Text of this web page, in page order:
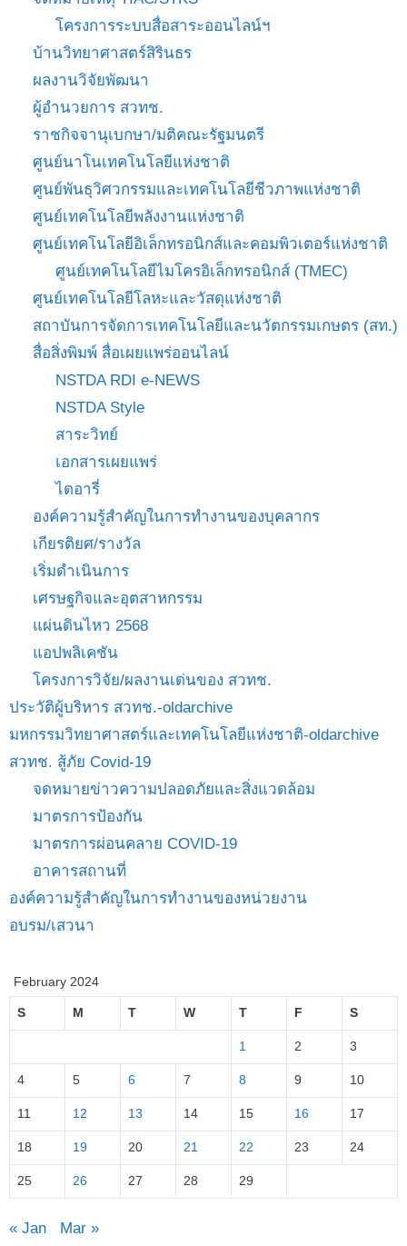
โครงการระบบสื่อสาระออนไลน์ฯ
บ้านวิทยาศาสตร์สิรินธร
ผลงานวิจัยพัฒนา
ผู้อำนวยการ สวทช.
ราชกิจจานุเบกษา/มติคณะรัฐมนตรี
ศูนย์นาโนเทคโนโลยีแห่งชาติ
ศูนย์พันธุวิศวกรรมและเทคโนโลยีชีวภาพแห่งชาติ
ศูนย์เทคโนโลยีพลังงานแห่งชาติ
ศูนย์เทคโนโลยีอิเล็กทรอนิกส์และคอมพิวเตอร์แห่งชาติ
ศูนย์เทคโนโลยีไมโครอิเล็กทรอนิกส์ (TMEC)
ศูนย์เทคโนโลยีโลหะและวัสดุแห่งชาติ
สถาบันการจัดการเทคโนโลยีและนวัตกรรมเกษตร (สท.)
สื่อสิ่งพิมพ์ สื่อเผยแพร่ออนไลน์
NSTDA RDI e-NEWS
NSTDA Style
สาระวิทย์
เอกสารเผยแพร่
ไดอารี่
องค์ความรู้สำคัญในการทำงานของบุคลากร
เกียรติยศ/รางวัล
เริ่มดำเนินการ
เศรษฐกิจและอุตสาหกรรม
แผ่นดินไหว 2568
แอปพลิเคชัน
โครงการวิจัย/ผลงานเด่นของ สวทช.
ประวัติผู้บริหาร สวทช.-oldarchive
มหกรรมวิทยาศาสตร์และเทคโนโลยีแห่งชาติ-oldarchive
สวทช. สู้ภัย Covid-19
จดหมายข่าวความปลอดภัยและสิ่งแวดล้อม
มาตรการป้องกัน
มาตรการผ่อนคลาย COVID-19
อาคารสถานที่
องค์ความรู้สำคัญในการทำงานของหน่วยงาน
อบรม/เสวนา
February 2024
S M T W T F S
1 2 3
4 5 6 7 8 9 10
11 12 13 14 15 16 17
18 19 20 21 22 23 24
25 26 27 28 29
« Jan Mar »